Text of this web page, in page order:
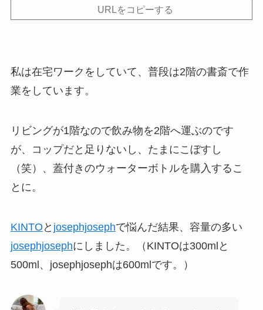
URLをコピーする
私は在宅ワークをしていて、普段は2階の書斎で作
業をしています。
リビングが1階なので飲み物を2階へ運ぶのです
が、コップだと足りないし、たまにこぼすし
（笑）、蓋付きのウォーターボトルを購入するこ
とに。
KINTO と josephjosephで悩んだ結果、容量の多い
josephjosephにしました。（KINTOは300mlと
500ml、josephjosephは600mlです。）